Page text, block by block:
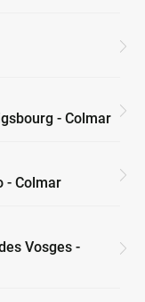
- Colmar
- Colmar
Vosges -